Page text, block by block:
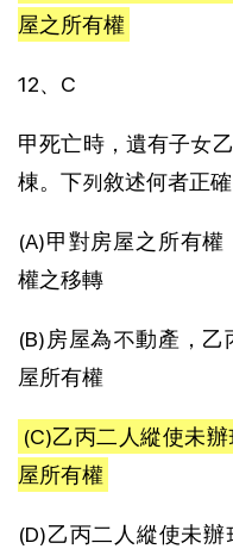
屋之所有權
12、C
甲死亡時，遺有子女
棟。下列敘述何者正確
(A)甲對房屋之所有
權之移轉
(B)房屋為不動產，
屋所有權
(C)乙丙二人縱使未
屋所有權
(D)乙丙二人縱使未